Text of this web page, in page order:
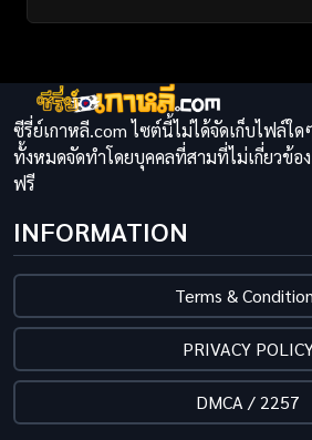
ซีรี่ย์เกาหลี.com ไซต์นี้ไม่ได้จัดเก็บไฟล์ใ
ทั้งหมดจัดทำโดยบุคคลที่สามที่ไม่เกี่ยวข้อ
ฟรี
INFORMATION
Terms &
PRIVACY
DMCA / 2257